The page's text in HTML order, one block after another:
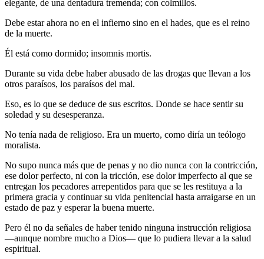
elegante, de una dentadura tremenda; con colmillos.
Debe estar ahora no en el infierno sino en el hades, que es el reino
de la muerte.
Él está como dormido; insomnis mortis.
Durante su vida debe haber abusado de las drogas que llevan a los
otros paraísos, los paraísos del mal.
Eso, es lo que se deduce de sus escritos. Donde se hace sentir su
soledad y su desesperanza.
No tenía nada de religioso. Era un muerto, como diría un teólogo
moralista.
No supo nunca más que de penas y no dio nunca con la contricción,
ese dolor perfecto, ni con la tricción, ese dolor imperfecto al que se
entregan los pecadores arrepentidos para que se les restituya a la
primera gracia y continuar su vida penitencial hasta arraigarse en un
estado de paz y esperar la buena muerte.
Pero él no da señales de haber tenido ninguna instrucción religiosa
—aunque nombre mucho a Dios— que lo pudiera llevar a la salud
espiritual.